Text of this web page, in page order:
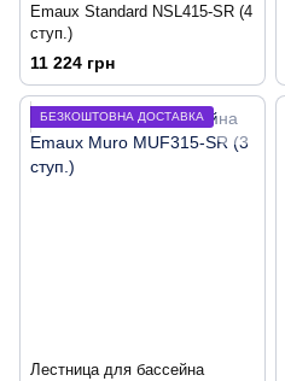
Emaux Standard NSL415-SR (4
ступ.)
11 224 грн
БЕЗКОШТОВНА ДОСТАВКА
Лестница для бассейна